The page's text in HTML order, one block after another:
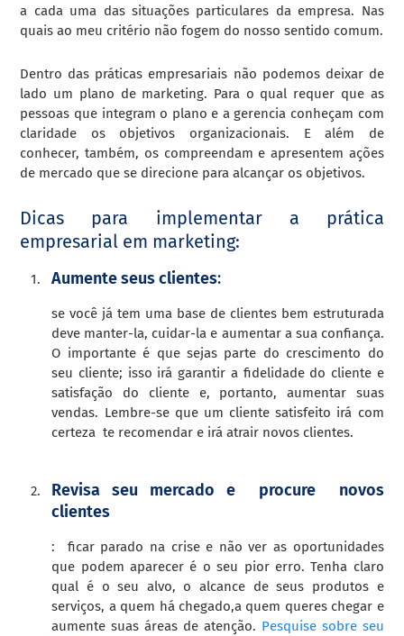
a cada uma das situações particulares da empresa. Nas
quais ao meu critério não fogem do nosso sentido comum.
Dentro das práticas empresariais não podemos deixar de
lado um plano de marketing. Para o qual requer que as
pessoas que integram o plano e a gerencia conheçam com
claridade os objetivos organizacionais. E além de
conhecer, também, os compreendam e apresentem ações
de mercado que se direcione para alcançar os objetivos.
Dicas para implementar a prática
empresarial em marketing:
Aumente seus clientes:
se você já tem uma base de clientes bem estruturada
deve manter-la, cuidar-la e aumentar a sua confiança.
O importante é que sejas parte do crescimento do
seu cliente; isso irá garantir a fidelidade do cliente e
satisfação do cliente e, portanto, aumentar suas
vendas. Lembre-se que um cliente satisfeito irá com
certeza te recomendar e irá atrair novos clientes.
Revisa seu mercado e procure novos
clientes
: ficar parado na crise e não ver as oportunidades
que podem aparecer é o seu pior erro. Tenha claro
qual é o seu alvo, o alcance de seus produtos e
serviços, a quem há chegado,a quem queres chegar e
aumente suas áreas de atenção. Pesquise sobre seu